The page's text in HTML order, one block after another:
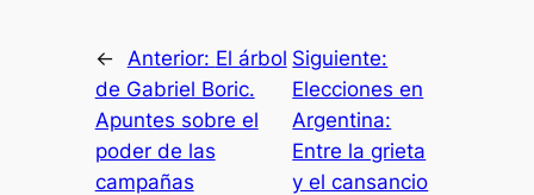
← Anterior: El árbol
de Gabriel Boric.
Apuntes sobre el
poder de las
campañas
Siguiente:
Elecciones en
Argentina:
Entre la grieta
y el cansancio